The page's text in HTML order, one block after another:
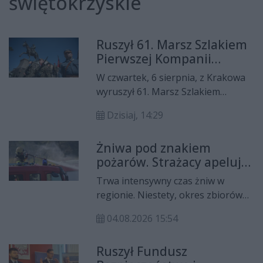
Ruszył 61. Marsz Szlakiem
Pierwszej Kompanii
Kadrowej
W czwartek, 6 sierpnia, z Krakowa
wyruszył 61. Marsz Szlakiem
Uczestnicy tradycyjnej „Kadrówki” w
120 kilometrów, podążając
historycznym szlakiem strzelców
Józefa Piłsudskiego z Krakowa do
Kielc.
Dzisiaj, 14:29
Żniwa pod znakiem
pożarów. Strażacy apelują
o ostrożność
Trwa intensywny czas żniw w
regionie. Niestety, okres zbiorów
przynosi również wzrost liczby
rolników o zachowanie szczególnej
04.08.2026 15:54
Ruszył Fundusz